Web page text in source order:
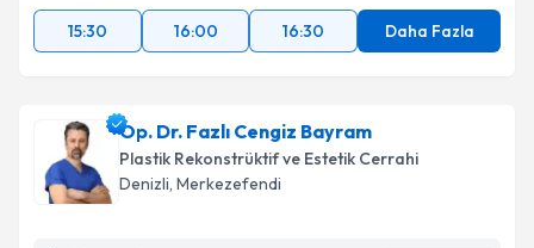
15:30
16:00 16:30 Daha Fazla
Op. Dr. Fazlı Cengiz Bayram
Plastik Rekonstrüktif ve Estetik Cerrahi
Denizli, Merkezefendi